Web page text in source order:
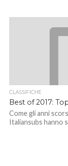
CLASSIFICHE
Best of 2017:
Come gli anni
Italiansubs hanno